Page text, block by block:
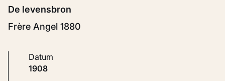
De levensbron
Frère Angel 1880
Datum
1908